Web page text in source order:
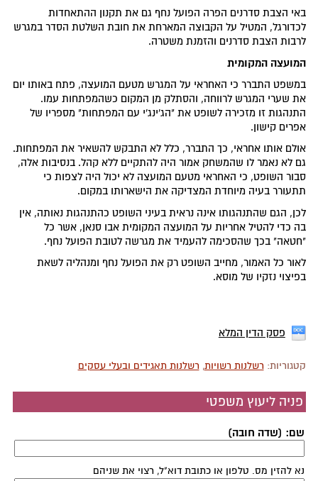
באי הצבת סדרנים הפרה הפועל נחף גם את תקנון ההתאחדות
לכדורגל, המטיל על הקבוצה המארחת את חובת השלטת הסדר במגרש
לרבות הצבת סדרנים והזמנת משטרה.
המועצה המקומית
במשפט התברר כי האחראי על המגרש מטעם המועצה, פתח באותו יום
את שערי המגרש לרווחה, והסתלק מן המקום כשהמפתחות עמו.
התנהגות זו מזכירה לשופט את "הג'ינג'י עם המפתחות" מספריו של
אפרים קישון.
אולם אותו אחראי, כך התברר, כלל לא התבקש להשאיר את המפתחות.
גם לא נאמר לו שהמשחק אמור היה להתקיים ללא קהל. בנסיבות אלה,
סבור השופט, כי האחראי מטעם המועצה לא יכול היה לצפות כי
תתעורר בעיה מיוחדת המצדיקה את הישארותו במקום.
לכן, הגם שהתנהגותו אינה נראית בעיני השופט כהתנהגות נאותה, אין
בה כדי להטיל אחריות על המועצה המקומית אבו סנאן, אשר כל
"חטאה" בכך שהסכימה להעמיד את מגרשה לטובת הפועל נחף.
לאור כל האמור, מחייב השופט רק את הפועל נחף ומנהליה לשאת
בפיצוי נזקיו של מוסא.
פסק הדין המלא
קטגוריות:רשלנות רשויות,רשלנות תאגידים ובעלי עסקים
פניה ליעוץ משפטי
שם: (שדה חובה)
נא להזין מס. טלפון או כתובת דוא"ל, רצוי את שניהם